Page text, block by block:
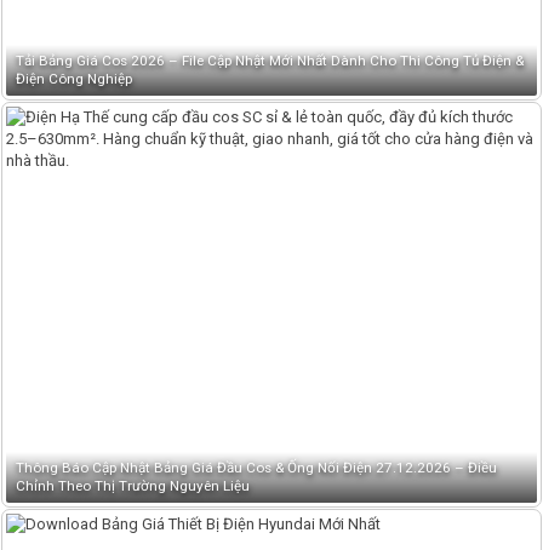
Tải Bảng Giá Cos 2026 – File Cập Nhật Mới Nhất Dành Cho Thi Công Tủ Điện &
Điện Công Nghiệp
Thông Báo Cập Nhật Bảng Giá Đầu Cos & Ống Nối Điện 27.12.2026 – Điều
Chỉnh Theo Thị Trường Nguyên Liệu